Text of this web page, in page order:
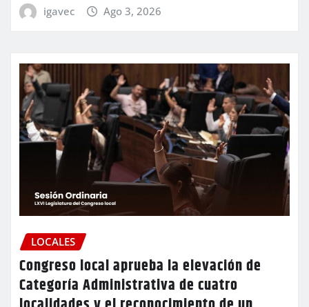
igavec Ago 3, 2026
LOCALES
Congreso local aprueba la elevación de
Categoría Administrativa de cuatro